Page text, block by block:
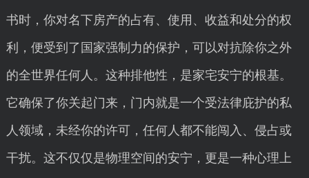
书时，你对名下房产的占有、使用、收益和处分的权
利，便受到了国家强制力的保护，可以对抗除你之外
的全世界任何人。这种排他性，是家宅安宁的根基。
它确保了你关起门来，门内就是一个受法律庇护的私
人领域，未经你的许可，任何人都不能闯入、侵占或
干扰。这不仅仅是物理空间的安宁，更是一种心理上